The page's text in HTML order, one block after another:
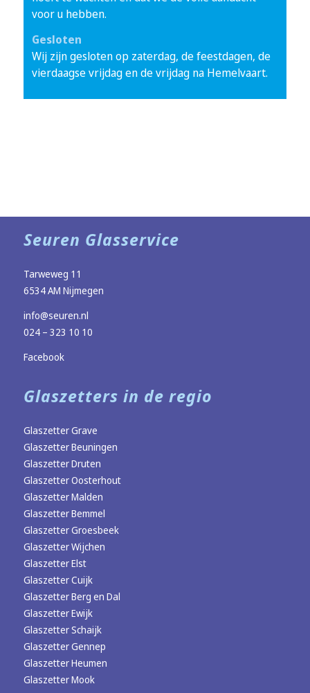
voor u hebben.
Gesloten
Wij zijn gesloten op zaterdag, de feestdagen, de
vierdaagse vrijdag en de vrijdag na Hemelvaart.
Seuren Glasservice
Tarweweg 11
6534 AM Nijmegen
info@seuren.nl
024 – 323 10 10
Facebook
Glaszetters in de regio
Glaszetter Grave
Glaszetter Beuningen
Glaszetter Druten
Glaszetter Oosterhout
Glaszetter Malden
Glaszetter Bemmel
Glaszetter Groesbeek
Glaszetter Wijchen
Glaszetter Elst
Glaszetter Cuijk
Glaszetter Berg en Dal
Glaszetter Ewijk
Glaszetter Schaijk
Glaszetter Gennep
Glaszetter Heumen
Glaszetter Mook